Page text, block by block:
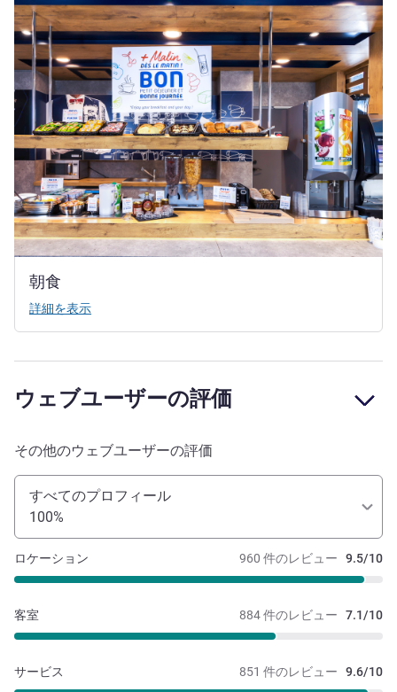
朝食
詳細を表示
ウェブユーザーの評価
その他のウェブユーザーの評価
すべてのプロフィール
100%
960 件のレビュー 9.5/10
ロケーション
884 件のレビュー 7.1/10
客室
851 件のレビュー 9.6/10
サービス